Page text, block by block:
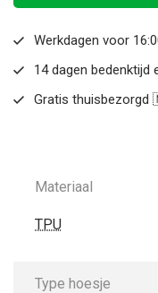
Werkdagen voor
14 dagen bedenktijd
Gratis
Materiaal
TPU
Type hoesje